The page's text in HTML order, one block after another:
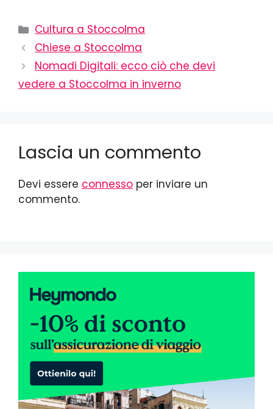
Cultura a Stoccolma
Chiese a Stoccolma
Nomadi Digitali: ecco ciò che devi
vedere a Stoccolma in inverno
Lascia un commento
Devi essere connesso per inviare un
commento.